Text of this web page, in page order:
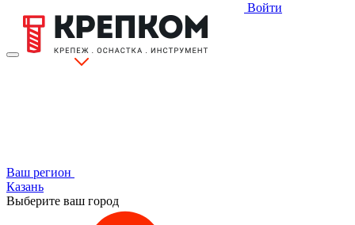
Войти
Ваш регион
Казань
Выберите ваш город